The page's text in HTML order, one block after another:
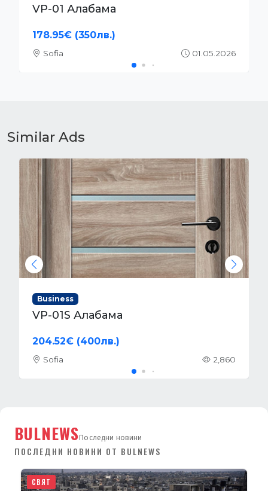
VP-01S Алабама
204.52€ (400лв.)
Sofia 01.05.2026
Similar Ads
Business
VIA Гри меше гладко PVC
240€ (469.4лв.)
Sofia 2,118
BULNEWSПоследни новини
ПОСЛЕДНИ НОВИНИ ОТ BULNEWS
СВЯТ